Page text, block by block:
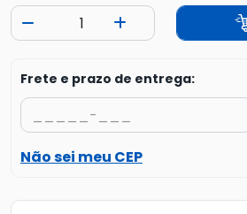
Frete e prazo de entrega:
Não sei meu CEP